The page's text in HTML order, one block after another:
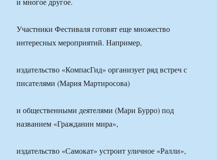
Участники Фестиваля готовят еще множество
интересных мероприятий. Например,
издательство «КомпасГид» организует ряд встреч с
писателями (Мария Мартиросова)
и общественными деятелями (Мари Бурро) под
названием «Гражданин мира»,
издательство «Самокат» устроит уличное «Ралли»,